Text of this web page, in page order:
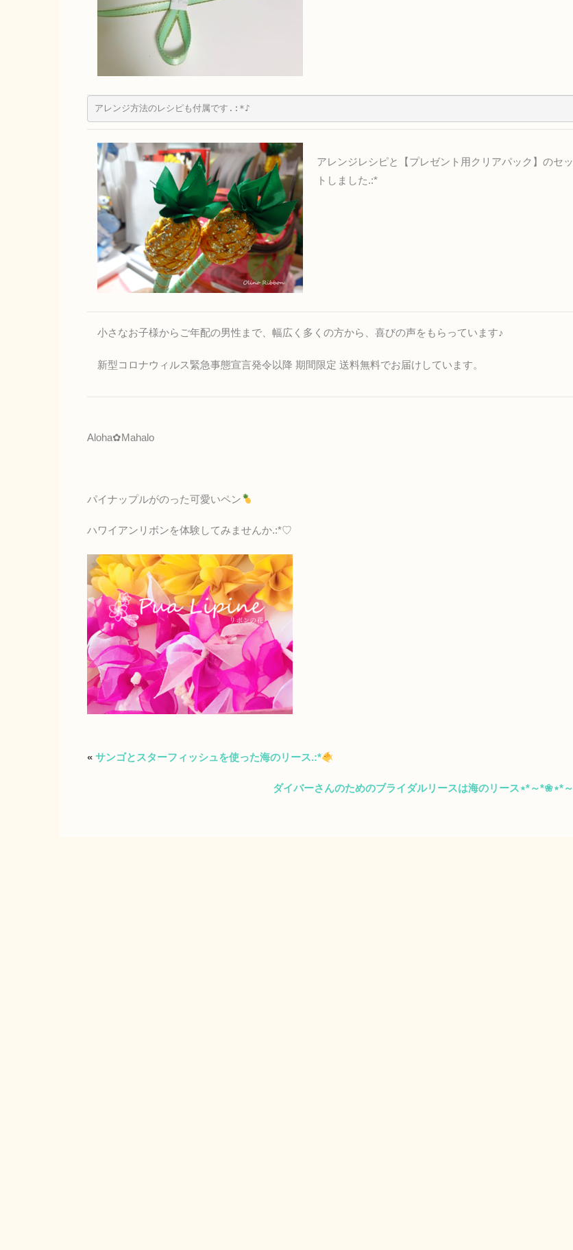
アレンジ方法のレシピも付属です.:*♪
アレンジレシピと【プレゼント用クリアパック】のセッ
トしました.:*
小さなお子様からご年配の男性まで、幅広く多くの方から、喜びの声をもらっています♪
新型コロナウィルス緊急事態宣言発令以降 期間限定 送料無料でお届けしています。
Aloha✿Mahalo
パイナップルがのった可愛いペン
ハワイアンリボンを体験してみませんか.:*♡
« サンゴとスターフィッシュを使った海のリース.:*
ダイバーさんのためのブライダルリースは海のリース⋆*～*❀⋆*～